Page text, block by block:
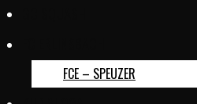
FCE – SPEUZER